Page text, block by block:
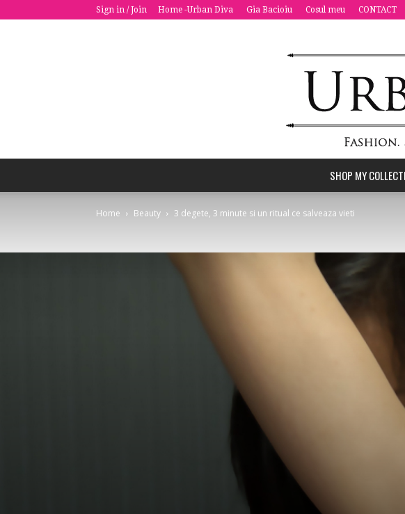
Sign in / Join Home -Urban Diva Gia Bacioiu Cosul meu CONTACT
SHOP MY
Home Beauty 3 degete, 3 minute si un ritual ce salveaza vieti